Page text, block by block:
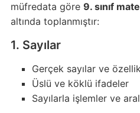
müfredata göre 9. sınıf
altında toplanmıştır:
1. Sayılar
Gerçek sayılar ve
Üslü ve köklü ifadeler
Sayılarla işlemler ve